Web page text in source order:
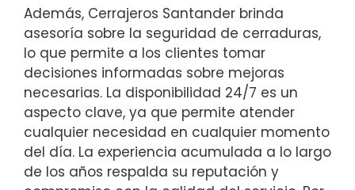
Además, Cerrajeros Santander brinda
asesoría sobre la seguridad de cerraduras,
lo que permite a los clientes tomar
decisiones informadas sobre mejoras
necesarias. La disponibilidad 24/7 es un
aspecto clave, ya que permite atender
cualquier necesidad en cualquier momento
del día. La experiencia acumulada a lo largo
de los años respalda su reputación y